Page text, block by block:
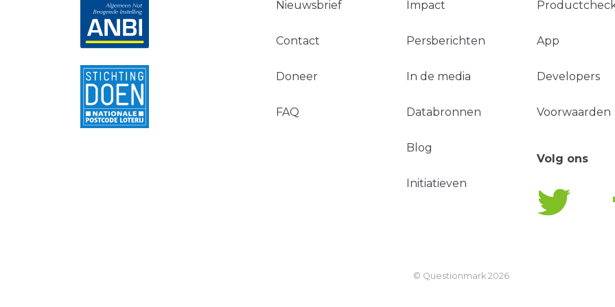
Nieuwsbrief
Contact
Doneer
FAQ
Impact
Persberichten
In de media
Databronnen
Blog
Initiatieven
App
Developers
Voorwaarden
Volg ons
© Questionmark 2026